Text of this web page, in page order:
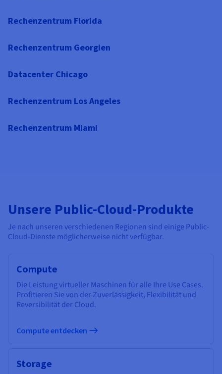
Rechenzentrum Florida
Rechenzentrum Georgien
Datacenter Chicago
Rechenzentrum Los Angeles
Rechenzentrum Miami
Unsere Public-Cloud-Produkte
Je nach unseren verschiedenen Regionen sind einige Public-
Cloud-Dienste möglicherweise nicht verfügbar.
Compute
Die Leistung virtueller Maschinen für alle Ihre Use Cases.
Profitieren Sie von der Zuverlässigkeit, Flexibilität und
Reversibilität der Cloud.
Compute entdecken
Storage